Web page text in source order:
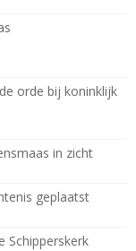
orde bij koninklijk
in zicht
geplaatst
Schipperskerk